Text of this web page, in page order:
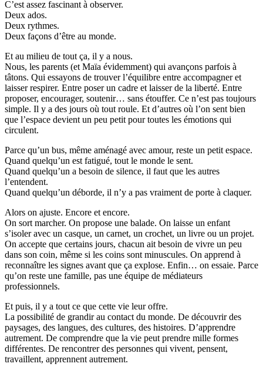
C’est assez fascinant à observer.
Deux ados.
Deux rythmes.
Deux façons d’être au monde.
Et au milieu de tout ça, il y a nous.
Nous, les parents (et Maïa évidemment) qui avançons parfois à
tâtons. Qui essayons de trouver l’équilibre entre accompagner et
laisser respirer. Entre poser un cadre et laisser de la liberté. Entre
proposer, encourager, soutenir… sans étouffer. Ce n’est pas toujours
simple. Il y a des jours où tout roule. Et d’autres où l’on sent bien
que l’espace devient un peu petit pour toutes les émotions qui
circulent.
Parce qu’un bus, même aménagé avec amour, reste un petit espace.
Quand quelqu’un est fatigué, tout le monde le sent.
Quand quelqu’un a besoin de silence, il faut que les autres
l’entendent.
Quand quelqu’un déborde, il n’y a pas vraiment de porte à claquer.
Alors on ajuste. Encore et encore.
On sort marcher. On propose une balade. On laisse un enfant
s’isoler avec un casque, un carnet, un crochet, un livre ou un projet.
On accepte que certains jours, chacun ait besoin de vivre un peu
dans son coin, même si les coins sont minuscules. On apprend à
reconnaître les signes avant que ça explose. Enfin… on essaie. Parce
qu’on reste une famille, pas une équipe de médiateurs
professionnels.
Et puis, il y a tout ce que cette vie leur offre.
La possibilité de grandir au contact du monde. De découvrir des
paysages, des langues, des cultures, des histoires. D’apprendre
autrement. De comprendre que la vie peut prendre mille formes
différentes. De rencontrer des personnes qui vivent, pensent,
travaillent, apprennent autrement.